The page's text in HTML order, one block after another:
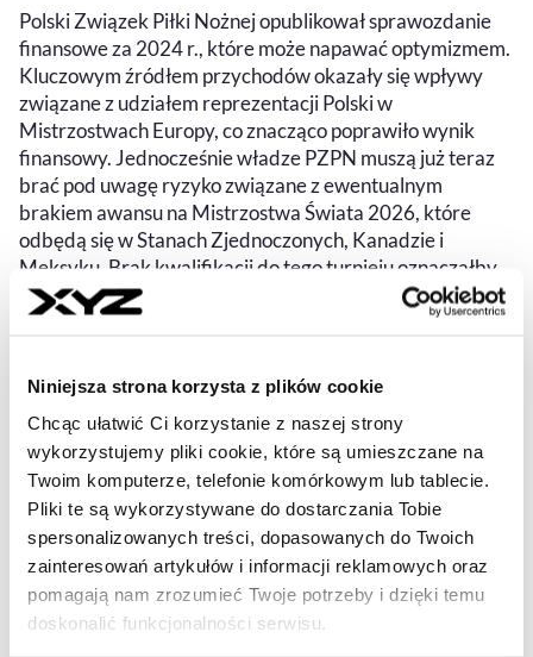
Niniejsza strona korzysta z plików cookie
Chcąc ułatwić Ci korzystanie z naszej strony
wykorzystujemy pliki cookie, które są umieszczane na
Twoim komputerze, telefonie komórkowym lub tablecie.
Pliki te są wykorzystywane do dostarczania Tobie
spersonalizowanych treści, dopasowanych do Twoich
zainteresowań artykułów i informacji reklamowych oraz
pomagają nam zrozumieć Twoje potrzeby i dzięki temu
doskonalić funkcjonalności serwisu.
Polski Związek Piłki Nożnej opublikował sprawozdanie
finansowe za 2024 r., które może napawać optymizmem.
Kluczowym źródłem przychodów okazały się wpływy
związane z udziałem reprezentacji Polski w
Mistrzostwach Europy, co znacząco poprawiło wynik
finansowy. Jednocześnie władze PZPN muszą już teraz
brać pod uwagę ryzyko związane z ewentualnym
brakiem awansu na Mistrzostwa Świata 2026, które
odbędą się w Stanach Zjednoczonych, Kanadzie i
Meksyku. Brak kwalifikacji do tego turnieju oznaczałby
dla federacji nie tylko straty wizerunkowe, ale także
poważne konsekwencje finansowe, związane m.in. z
sponsoringu.
JAKUB SZLENDAK
- AUTOR ARTYKUŁU - PROFIL
18.07.2025, 04:30